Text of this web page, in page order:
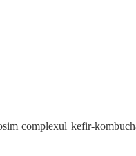
complexul kefir-